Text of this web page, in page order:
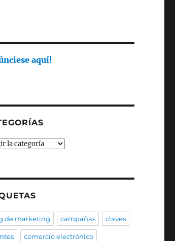
aquí!
de marketing campañas claves
comercio electrónico